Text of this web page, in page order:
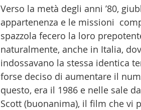
Verso la metà degli anni ’80,
appartenenza e le missioni
spazzola fecero la loro
naturalmente, anche in Italia,
indossavano la stessa identica
forse deciso di aumentare il
questo, era il 1986 e nelle sale
Scott (buonanima), il film che vi